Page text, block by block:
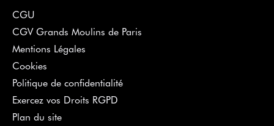
CGU
CGV Grands Moulins de Paris
Mentions Légales
Cookies
Politique de confidentialité
Exercez vos Droits RGPD
Plan du site